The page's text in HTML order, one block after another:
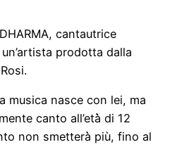
cantautrice
prodotta dalla
musica nasce con lei, ma
canto all’età̀̀ di 12
non smetterà̀ più, fino al